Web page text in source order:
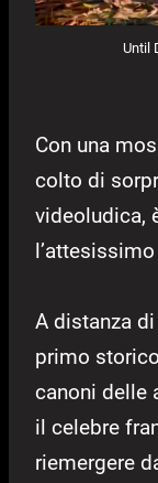
Until
Con una
colto di
videoludica,
A distanza
primo
canoni delle
il celebre
riemergere